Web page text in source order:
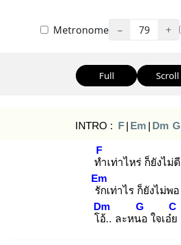
Metronome − 79 +
Full Scroll
INTRO : F | Em | Dm G
ทำ
F
เท่าไหร่ ก็ยังไม่ดี
รัก
Em
เท่าไร ก็ยังไม่พอ
โอ้.
Dm
. ละหนอ
G
ใจเอ๋ย
C